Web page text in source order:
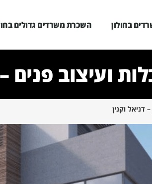
בחולון השכרת משרדים גדולים
ועיצוב פנים
דניאל וקנין